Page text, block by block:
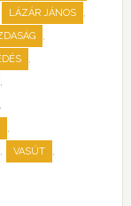
LÁZÁR JÁNOS ,
,
,
,
,
,
, VASÚT ,